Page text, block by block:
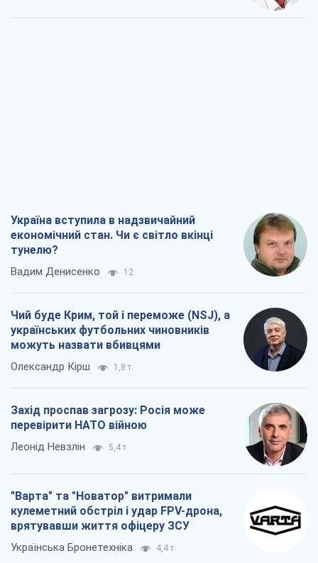
Україна вступила в надзвичайний
економічний стан. Чи є світло вкінці
тунелю?
Вадим Денисенко 12
Чий буде Крим, той і переможе (NSJ), а
українських футбольних чиновників
можуть назвати вбивцями
Олександр Кірш 1,8 т.
Захід проспав загрозу: Росія може
перевірити НАТО війною
Леонід Невзлін 5,4 т.
"Варта" та "Новатор" витримали
кулеметний обстріл і удар FPV-дрона,
врятувавши життя офіцеру ЗСУ
Українська Бронетехніка 4,4 т.